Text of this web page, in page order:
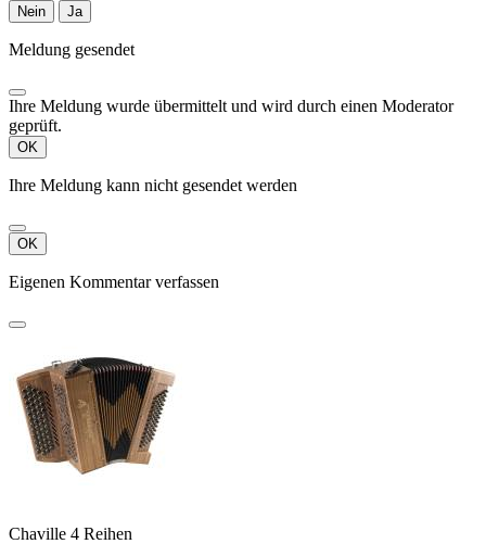
Nein Ja
Meldung gesendet
Ihre Meldung wurde übermittelt und wird durch einen Moderator
geprüft.
OK
Ihre Meldung kann nicht gesendet werden
OK
Eigenen Kommentar verfassen
Chaville 4 Reihen